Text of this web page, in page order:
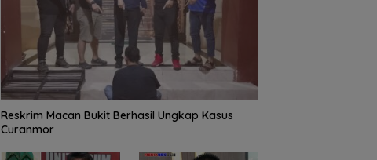
Reskrim Macan Bukit Berhasil Ungkap Kasus
Curanmor